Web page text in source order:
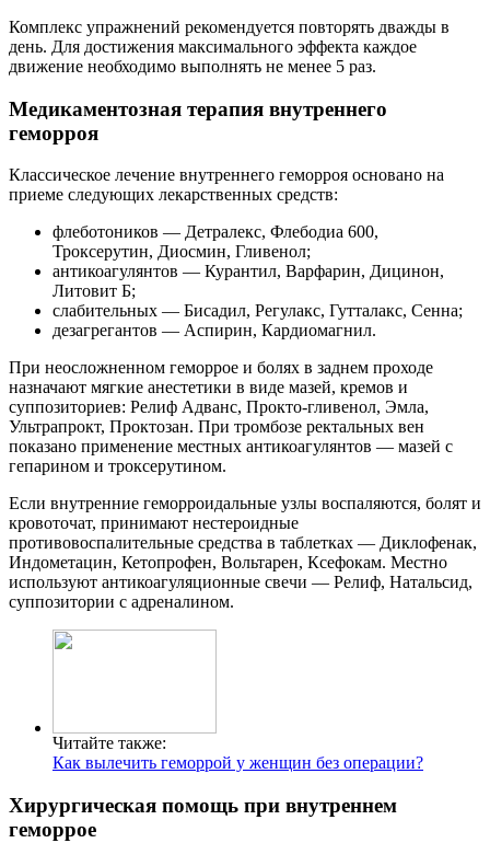
Комплекс упражнений рекомендуется повторять дважды в
день. Для достижения максимального эффекта каждое
движение необходимо выполнять не менее 5 раз.
Медикаментозная терапия внутреннего
геморроя
Классическое лечение внутреннего геморроя основано на
приеме следующих лекарственных средств:
флеботоников — Детралекс, Флебодиа 600,
Троксерутин, Диосмин, Гливенол;
антикоагулянтов — Курантил, Варфарин, Дицинон,
Литовит Б;
слабительных — Бисадил, Регулакс, Гутталакс, Сенна;
дезагрегантов — Аспирин, Кардиомагнил.
При неосложненном геморрое и болях в заднем проходе
назначают мягкие анестетики в виде мазей, кремов и
суппозиториев: Релиф Адванс, Прокто-гливенол, Эмла,
Ультрапрокт, Проктозан. При тромбозе ректальных вен
показано применение местных антикоагулянтов — мазей с
гепарином и троксерутином.
Если внутренние геморроидальные узлы воспаляются, болят и
кровоточат, принимают нестероидные
противовоспалительные средства в таблетках — Диклофенак,
Индометацин, Кетопрофен, Вольтарен, Ксефокам. Местно
используют антикоагуляционные свечи — Релиф, Натальсид,
суппозитории с адреналином.
Читайте также:
Как вылечить геморрой у женщин без операции?
Хирургическая помощь при внутреннем
геморрое